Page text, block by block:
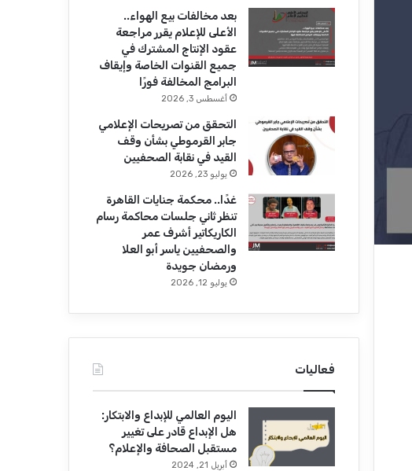
بعد مخالفات بيع الهواء..
الأعلى للإعلام يقرر مراجعة
عقود الإنتاج المشترك في
جميع القنوات الخاصة وإيقاف
البرامج المخالفة فورًا
أغسطس 3, 2026
التحقق من تصريحات الإعلامي
جابر القرموطي بشأن وقف
القيد في نقابة الصحفيين
يوليو 23, 2026
غدًا.. محكمة جنايات القاهرة
تنظر ثاني جلسات محاكمة رسام
الكاريكاتير أشرف عمر
والصحفيين ياسر أبو العلا
ورمضان جويدة
يوليو 12, 2026
فعاليات
اليوم العالمي للإبداع والابتكار:
هل الإبداع قادر على تغيير
مستقبل الصحافة والإعلام؟
أبريل 21, 2024